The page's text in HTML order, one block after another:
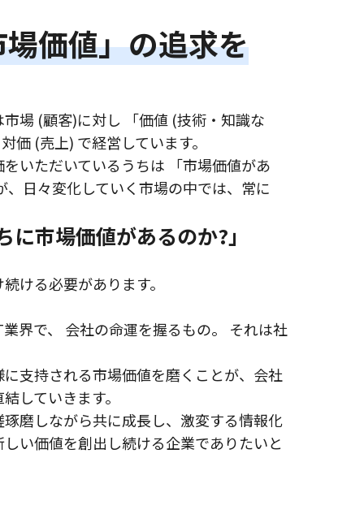
価値」の追求を
場 (顧客)に対し 「価値 (技術・知識な
価 (売上) で経営しています。
いただいているうちは 「市場価値があ
、日々変化していく市場の中では、常に
に市場価値があるのか?」
ける必要があります。
界で、 会社の命運を握るもの。 それは社
支持される市場価値を磨くことが、会社
していきます。
磨しながら共に成長し、激変する情報化
い価値を創出し続ける企業でありたいと